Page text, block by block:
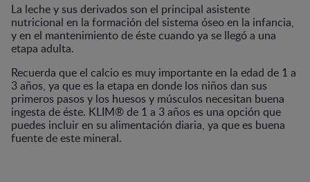
La leche y sus derivados son el principal asistente
nutricional en la formación del sistema óseo en la infancia,
y en el mantenimiento de éste cuando ya se llegó a una
etapa adulta.
Recuerda que el calcio es muy importante en la edad de 1 a
3 años, ya que es la etapa en donde los niños dan sus
primeros pasos y los huesos y músculos necesitan buena
ingesta de éste. KLIM® de 1 a 3 años es una opción que
puedes incluir en su alimentación diaria, ya que es buena
fuente de este mineral.